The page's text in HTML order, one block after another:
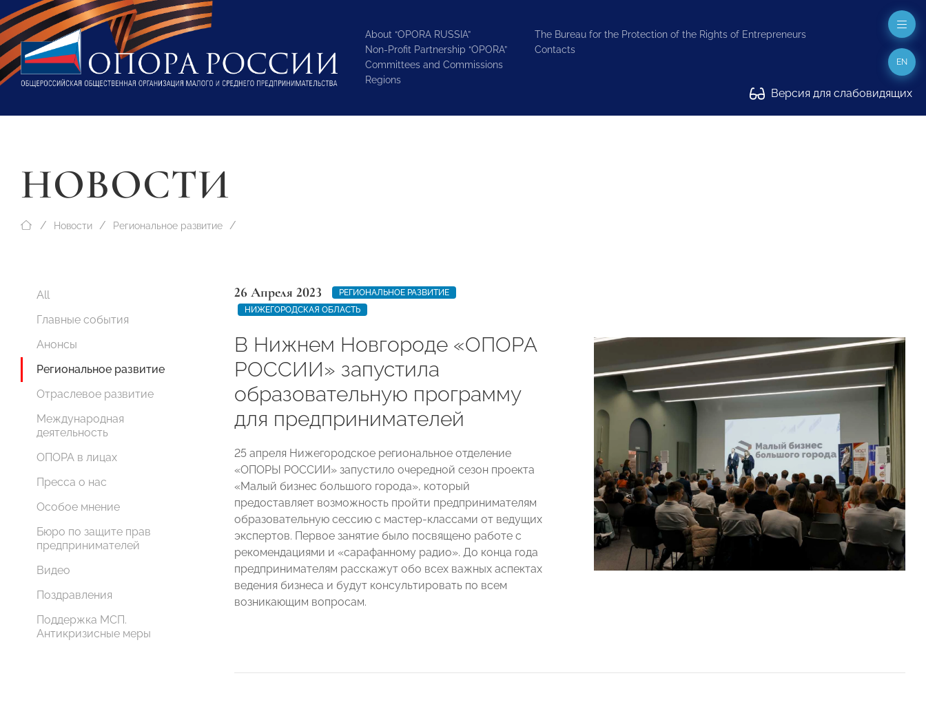
About “OPORA RUSSIA”
Non-Profit Partnership “OPORA”
Committees and Commissions
Regions
The Bureau for the Protection of the Rights of Entrepreneurs
Contacts
Версия для слабовидящих
EN
НОВОСТИ
Новости Региональное развитие
All
Главные события
Анонсы
Региональное развитие
Отраслевое развитие
Международная
деятельность
ОПОРА в лицах
Пресса о нас
Особое мнение
Бюро по защите прав
предпринимателей
Видео
Поздравления
Поддержка МСП.
Антикризисные меры
26 Апреля 2023
РЕГИОНАЛЬНОЕ РАЗВИТИЕ
НИЖЕГОРОДСКАЯ ОБЛАСТЬ
В Нижнем Новгороде «ОПОРА
РОССИИ» запустила
образовательную программу
для предпринимателей
25 апреля Нижегородское региональное отделение
«ОПОРЫ РОССИИ» запустило очередной сезон проекта
«Малый бизнес большого города», который
предоставляет возможность пройти предпринимателям
образовательную сессию с мастер-классами от ведущих
экспертов. Первое занятие было посвящено работе с
рекомендациями и «сарафанному радио». До конца года
предпринимателям расскажут обо всех важных аспектах
ведения бизнеса и будут консультировать по всем
возникающим вопросам.